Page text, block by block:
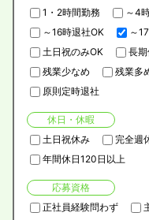
1・2時間勤務
～4
～16時退社OK
～
土日祝のみOK
長
残業少なめ
残業多
原則定時退社
休日・休暇
土日祝休み
完全週
年間休日120日以上
応募資格
正社員経験問わず